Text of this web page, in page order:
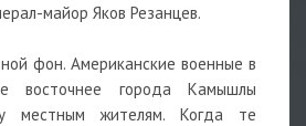
майор Яков Резанцев.
фон. Американские военные в
восточнее города Камышлы
местным жителям. Когда те